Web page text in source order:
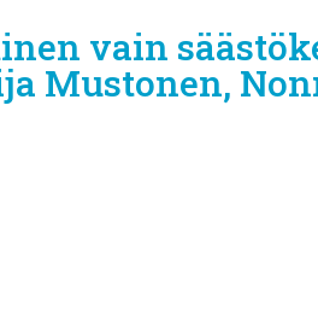
vain
Mustonen,